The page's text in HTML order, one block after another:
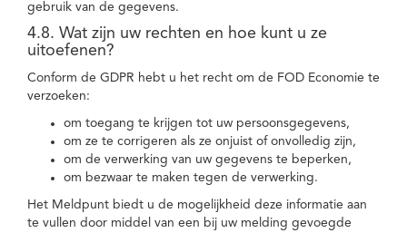
gebruik van de gegevens.
4.8. Wat zijn uw rechten en hoe kunt u ze
uitoefenen?
Conform de GDPR hebt u het recht om de FOD Economie te
verzoeken:
om toegang te krijgen tot uw persoonsgegevens,
om ze te corrigeren als ze onjuist of onvolledig zijn,
om de verwerking van uw gegevens te beperken,
om bezwaar te maken tegen de verwerking.
Het Meldpunt biedt u de mogelijkheid deze informatie aan
te vullen door middel van een bij uw melding gevoegde